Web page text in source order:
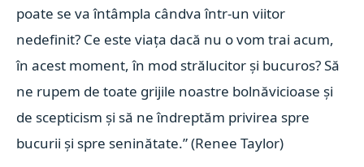
poate se va întâmpla cândva într-un viitor
nedefinit? Ce este viața dacă nu o vom trai acum,
în acest moment, în mod strălucitor și bucuros? Să
ne rupem de toate grijile noastre bolnăvicioase și
de scepticism și să ne îndreptăm privirea spre
bucurii și spre seninătate.” (Renee Taylor)